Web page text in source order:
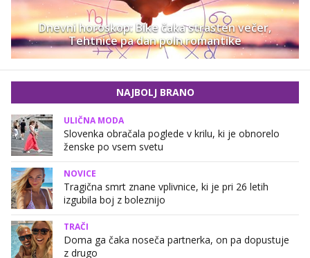
Dnevni horoskop: Bike čaka strasten večer,
Tehtnice pa dan poln romantike
NAJBOLJ BRANO
ULIČNA MODA
Slovenka obračala poglede v krilu, ki je obnorelo
ženske po vsem svetu
NOVICE
Tragična smrt znane vplivnice, ki je pri 26 letih
izgubila boj z boleznijo
TRAČI
Doma ga čaka noseča partnerka, on pa dopustuje
z drugo